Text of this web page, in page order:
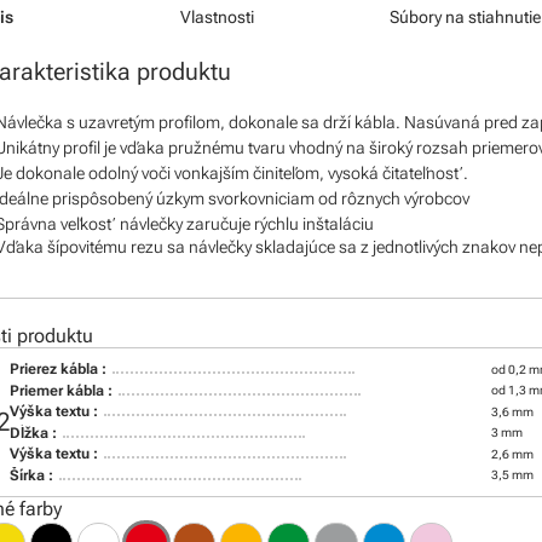
Vlastnosti Súbory na stiahnutie
produktu
s uzavretým profilom, dokonale sa drží kábla. Nasúvaná pred
profil je vďaka pružnému tvaru vhodný na široký rozsah
dokonale odolný voči vonkajším činiteľom, vysoká čitateľnosť.
prispôsobený úzkym svorkovniciam od rôznych výrobcov
veľkosť návlečky zaručuje rýchlu inštaláciu
šípovitému rezu sa návlečky skladajúce sa z jednotlivých znakov
produktu
Prierez kábla : od 0,2
Priemer kábla : od 1,3
Výška textu : 3,6 mm
Dĺžka : 3 mm
Výška textu : 2,6 mm
Šírka : 3,5 mm
farby